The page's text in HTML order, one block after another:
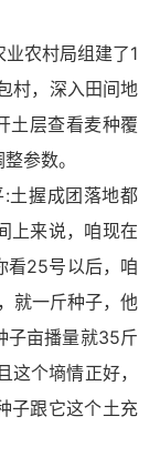
农村局组建了1
村，深入田间地
土层查看麦种覆
参数。
握成团落地都
上来说，咱现在
看25号以后，咱
就一斤种子，他
子亩播量就35斤
个墒情正好，
子跟它这个土充